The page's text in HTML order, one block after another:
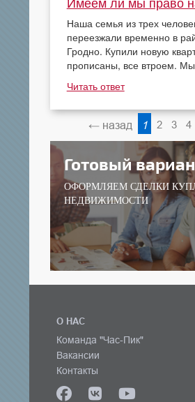
Наша семья из трех
переезжали временно в
Гродно. Купили новую
прописаны, все втроем.
Читать ответ
← назад 1 2 3 4
Готовый
ОФОРМЛЯЕМ СДЕЛКИ
НЕДВИЖИМОСТИ
О НАС
Команда "Час-Пик"
Вакансии
Контакты